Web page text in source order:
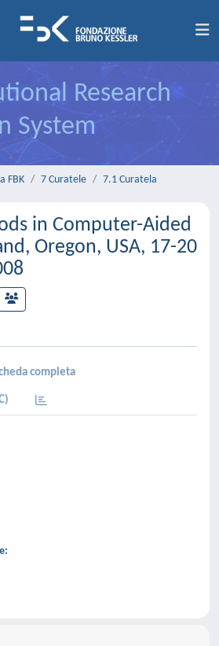
Research
System
FBK 7 Curatele 7.1 Curatela
in Computer-Aided
Oregon, USA, 17-20
completa